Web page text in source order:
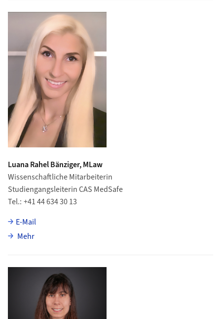
Luana Rahel Bänziger, MLaw
Wissenschaftliche Mitarbeiterin
Studiengangsleiterin CAS MedSafe
Tel. +41 44 634 30 13
E-Mail
Mehrüber Luana Rahel Bänziger